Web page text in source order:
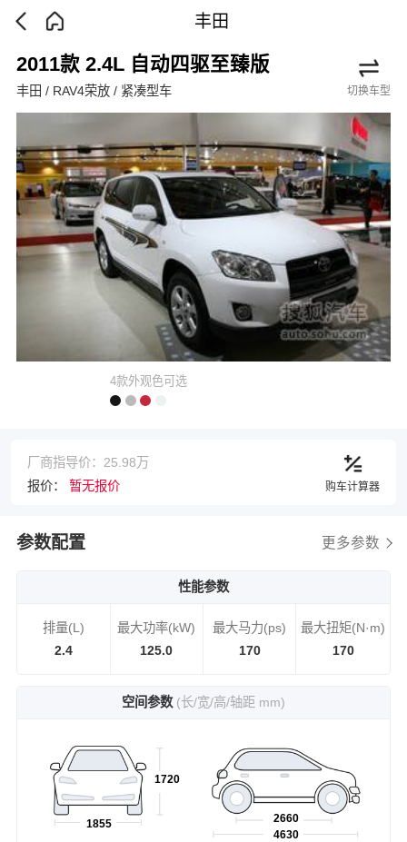
丰田
2011款 2.4L 自动四驱至臻版
丰田 / RAV4荣放 / 紧凑型车 切换车型
4款外观色可选
厂商指导价：25.98万
报价： 暂无报价 购车计算器
参数配置 更多参数
性能参数
排量(L)
2.4
最大功率(kW)
125.0
最大马力(ps)
170
最大扭矩(N·m)
170
空间参数 (长/宽/高/轴距 mm)
1855
1720
4630
2660